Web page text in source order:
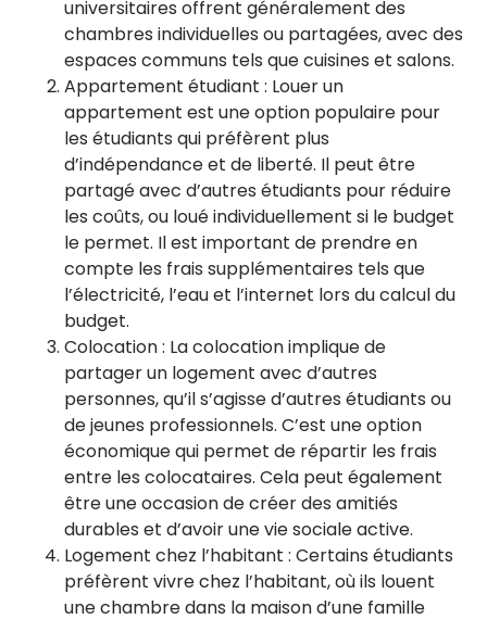
universitaires offrent généralement des
chambres individuelles ou partagées, avec des
espaces communs tels que cuisines et salons.
Appartement étudiant : Louer un
appartement est une option populaire pour
les étudiants qui préfèrent plus
d’indépendance et de liberté. Il peut être
partagé avec d’autres étudiants pour réduire
les coûts, ou loué individuellement si le budget
le permet. Il est important de prendre en
compte les frais supplémentaires tels que
l’électricité, l’eau et l’internet lors du calcul du
budget.
Colocation : La colocation implique de
partager un logement avec d’autres
personnes, qu’il s’agisse d’autres étudiants ou
de jeunes professionnels. C’est une option
économique qui permet de répartir les frais
entre les colocataires. Cela peut également
être une occasion de créer des amitiés
durables et d’avoir une vie sociale active.
Logement chez l’habitant : Certains étudiants
préfèrent vivre chez l’habitant, où ils louent
une chambre dans la maison d’une famille